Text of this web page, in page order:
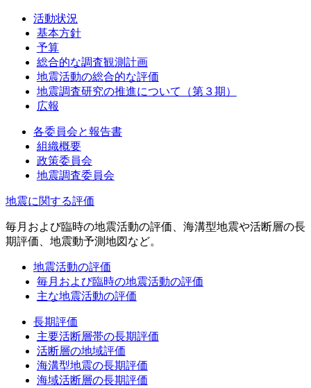
活動状況
基本方針
予算
総合的な調査観測計画
地震活動の総合的な評価
地震調査研究の推進について（第３期）
広報
各委員会と報告書
組織概要
政策委員会
地震調査委員会
地震に関する評価
毎月および臨時の地震活動の評価、海溝型地震や活断層の長
期評価、地震動予測地図など。
地震活動の評価
毎月および臨時の地震活動の評価
主な地震活動の評価
長期評価
主要活断層帯の長期評価
活断層の地域評価
海溝型地震の長期評価
海域活断層の長期評価